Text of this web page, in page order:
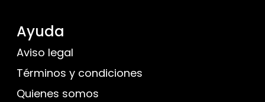
Ayuda
Aviso legal
Términos y condiciones
Quienes somos